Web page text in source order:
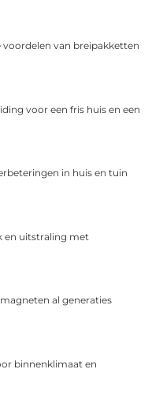
voordelen van breipakketten
voor een fris huis en een
in huis en tuin
en uitstraling met
al generaties
binnenklimaat en